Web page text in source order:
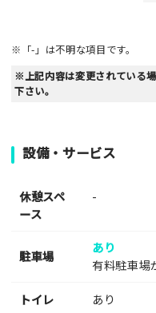
※「-」は不明な項目です。
※上記内容は変更されている
下さい。
設備・サービス
休憩スペ
ース
-
駐車場
あり
有料駐車場
トイレ
あり